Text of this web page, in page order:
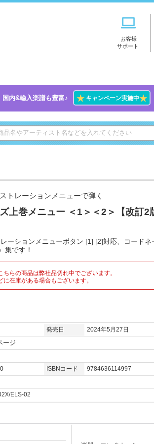
お客様
サポート
国内&輸入楽譜も豊富♪ ★キャンペーン実施中★
トレーションメニューで弾く
上巻メニュー ＜1＞＜2＞【改訂2
ーションメニューボタン [1] [2]対応、コードネ
集です！
らの商品は弊社品切れ中でございます。
在庫がある場合もございます。
発売日
2024年5月27日
ージ
ISBNコード
9784636114997
ELS-02